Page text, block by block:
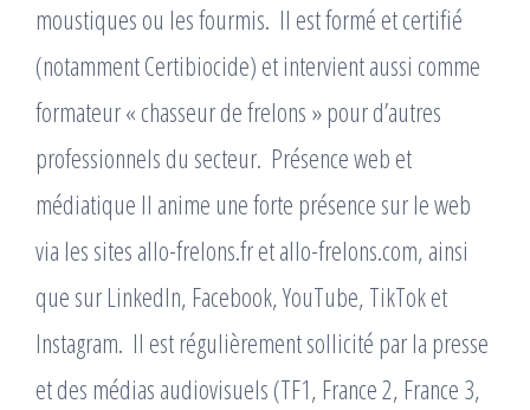
moustiques ou les fourmis. ​ Il est formé et certifié
(notamment Certibiocide) et intervient aussi comme
formateur « chasseur de frelons » pour d’autres
professionnels du secteur. ​ Présence web et
médiatique Il anime une forte présence sur le web
via les sites allo-frelons.fr et allo-frelons.com, ainsi
que sur LinkedIn, Facebook, YouTube, TikTok et
Instagram. ​ Il est régulièrement sollicité par la presse
et des médias audiovisuels (TF1, France 2, France 3,